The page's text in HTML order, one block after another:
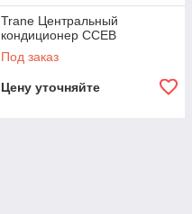
Trane Центральный
кондиционер CCEB
Под заказ
Цену уточняйте